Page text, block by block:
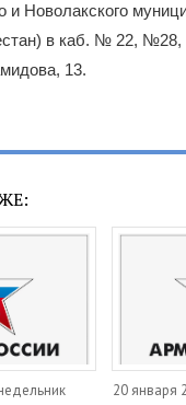
и Новолакского
в каб. № 22, №28,
13.
20 января